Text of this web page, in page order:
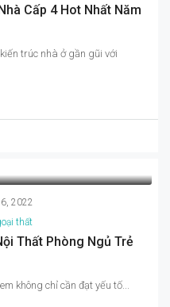
Cấp 4 Hot Nhất Năm
trúc nhà ở gần gũi với
2022
thất
Thất Phòng Ngủ Trẻ
không chỉ cần đạt yếu tố...